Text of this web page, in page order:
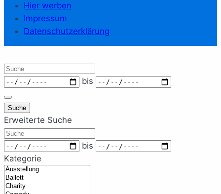
Hier werben
Impressum
Datenschutzerklärung
Suche
Zeitraum
bis
Suche
Erweiterte Suche
Suche
Zeitraum
bis
Kategorie
Kategorie